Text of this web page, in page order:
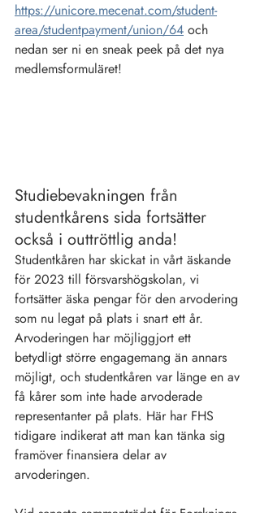
https://unicore.mecenat.com/student-
area/studentpayment/union/64 och
nedan ser ni en sneak peek på det nya
medlemsformuläret!
Studiebevakningen från
studentkårens sida fortsätter
också i outtröttlig anda!
Studentkåren har skickat in vårt äskande
för 2023 till försvarshögskolan, vi
fortsätter äska pengar för den arvodering
som nu legat på plats i snart ett år.
Arvoderingen har möjliggjort ett
betydligt större engagemang än annars
möjligt, och studentkåren var länge en av
få kårer som inte hade arvoderade
representanter på plats. Här har FHS
tidigare indikerat att man kan tänka sig
framöver finansiera delar av
arvoderingen.